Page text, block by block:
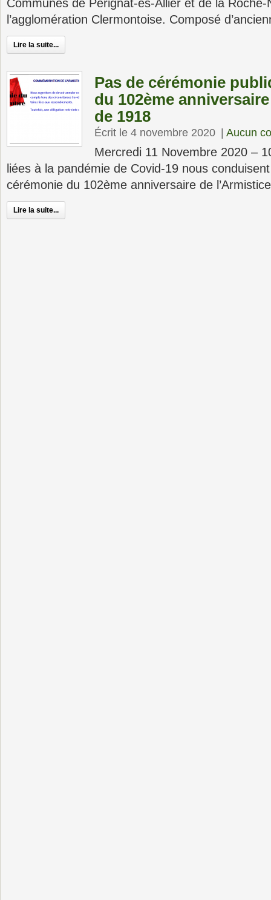
Communes de Pérignat-ès-Allier et de la
l’agglomération Clermontoise. Composé
Lire la suite...
Pas de cérémonie
du 102ème
de 1918
Écrit le 4 novembre 2020 Aucun
Mercredi 11 Novembre 2020 –
liées à la pandémie de Covid-19 nous
cérémonie du 102ème anniversaire de
Lire la suite...